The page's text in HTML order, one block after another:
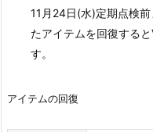
11月24日(水)定期点検
たアイテムを回復する
す。
アイテムの回復